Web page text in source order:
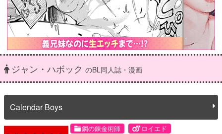
ジャン・ハボック のBL同人誌・漫画
Calendar Boys
鋼の錬金術師
ロイエド